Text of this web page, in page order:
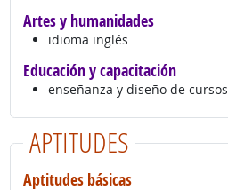
Artes y humanidades
idioma inglés
Educación y capacitación
enseñanza y diseño de cursos
APTITUDES
Aptitudes básicas